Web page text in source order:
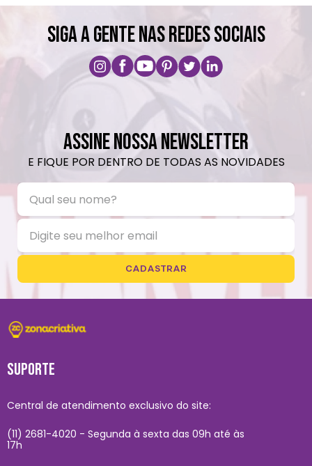
SIGA A GENTE NAS REDES SOCIAIS
ASSINE NOSSA NEWSLETTER
E FIQUE POR DENTRO DE TODAS AS NOVIDADES
CADASTRAR
SUPORTE
Central de atendimento exclusivo do site:
(11) 2681-4020 - Segunda à sexta das 09h até às
17h